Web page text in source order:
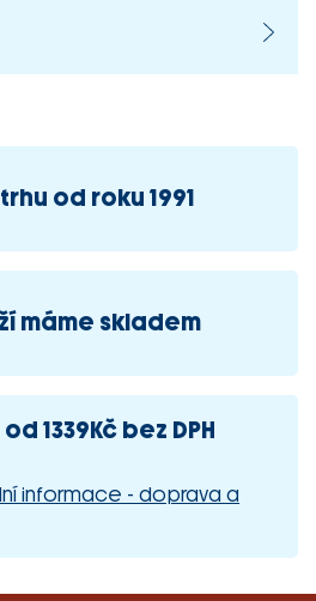
od roku 1991
máme skladem
1339Kč bez DPH
informace - doprava a